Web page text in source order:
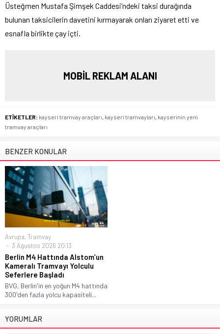
Üsteğmen Mustafa Şimşek Caddesi’ndeki taksi durağında
bulunan taksicilerin davetini kırmayarak onları ziyaret etti ve
esnafla birlikte çay içti.
MOBİL REKLAM ALANI
ETİKETLER: kayseri tramvay araçları kayseri tramvayları kayserinin yeni
tramvay araçları
BENZER KONULAR
Avrupa, Tramvay
3 Ağustos 2026 20:13
Berlin M4 Hattında Alstom’un
Kameralı Tramvayı Yolculu
Seferlere Başladı
BVG, Berlin'in en yoğun M4 hattında
300'den fazla yolcu kapasiteli...
YORUMLAR